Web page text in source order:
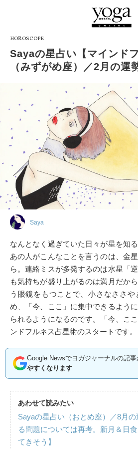
HOROSCOPE
Sayaの星占い【マインド
（みずがめ座）／2月の運
Saya
なんとなく過ぎていた日々が星を知
あの人がこんなことを言うのは、金
ら。連絡ミスが多発するのは水星「
も気持ちが盛り上がるのは満月だか
う眼鏡をもつことで、小さなささ
め、「今、ここ」に集中できるよう
られるようになるのです。「今、こ
ンドフルネス占星術のスタートです。
Google Newsでヨガジャーナルの記事
やすくなります
あわせて読みたい
Sayaの星占い（おとめ座）／8月
る問題については再考。新月＆日
てきそう】